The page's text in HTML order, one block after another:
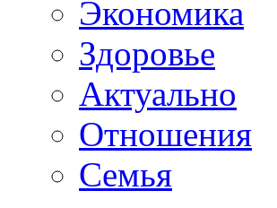
Экономика
Здоровье
Актуально
Отношения
Семья